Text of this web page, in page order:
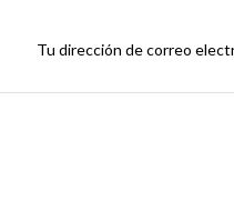
Tu dirección de correo